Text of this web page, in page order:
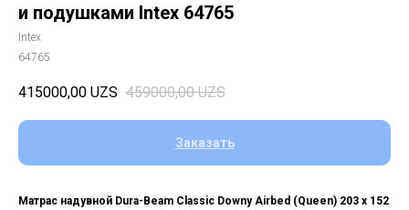
и подушками Intex 64765
Intex
64765
415000,00 UZS 459000,00 UZS
Заказать
Матрас надувной Dura-Beam Classic Downy Airbed (Queen) 203 х 152